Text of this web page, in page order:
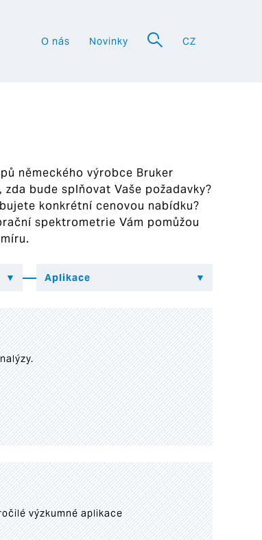
O nás Novinky CZ
německého výrobce Bruker
bude splňovat Vaše požadavky?
konkrétní cenovou nabídku?
spektrometrie Vám pomůžou
výzkumné aplikace